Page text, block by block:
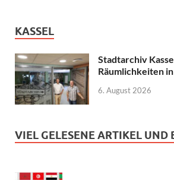
KASSEL
Stadtarchiv
Räumlichkeiten
6. August 2026
VIEL GELESENE ARTIKEL UND